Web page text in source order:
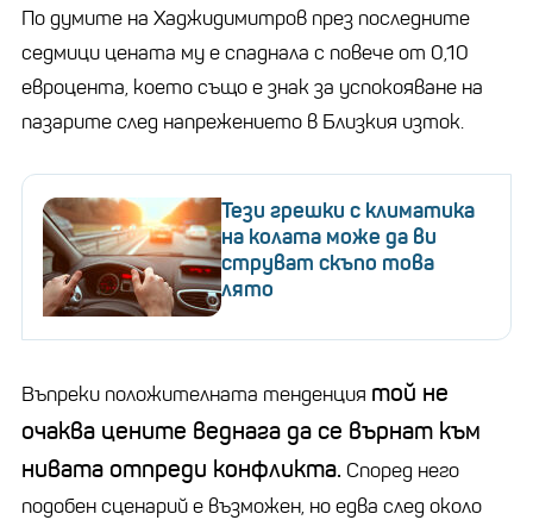
По думите на Хаджидимитров през последните
седмици цената му е спаднала с повече от 0,10
евроцента, което също е знак за успокояване на
пазарите след напрежението в Близкия изток.
Тези грешки с климатика
на колата може да ви
струват скъпо това
лято
Въпреки положителната тенденция той не
очаква цените веднага да се върнат към
нивата отпреди конфликта. Според него
подобен сценарий е възможен, но едва след около